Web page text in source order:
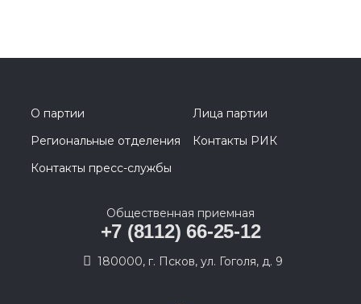
О партии
Лица партии
Региональные отделения
Контакты РИК
Контакты пресс-службы
Общественная приемная
+7 (8112) 66-25-12
180000, г. Псков, ул. Гоголя, д. 9